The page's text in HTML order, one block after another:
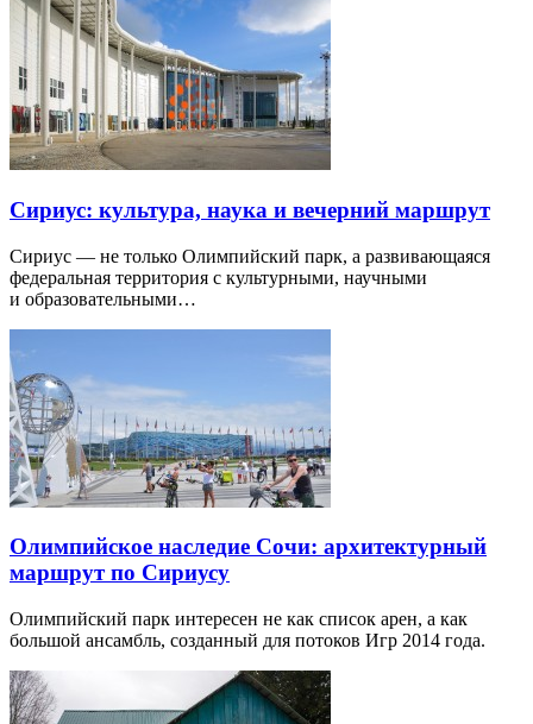
Сириус: культура, наука и вечерний маршрут
Сириус — не только Олимпийский парк, а развивающаяся
федеральная территория с культурными, научными
и образовательными…
Олимпийское наследие Сочи: архитектурный
маршрут по Сириусу
Олимпийский парк интересен не как список арен, а как
большой ансамбль, созданный для потоков Игр 2014 года.